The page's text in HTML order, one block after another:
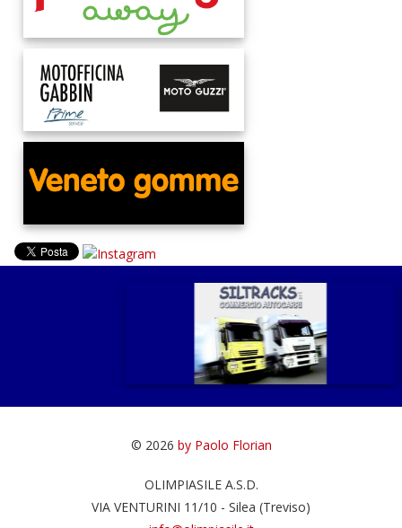
© 2026 by Paolo Florian
OLIMPIASILE A.S.D.
VIA VENTURINI 11/10 - Silea (Treviso)